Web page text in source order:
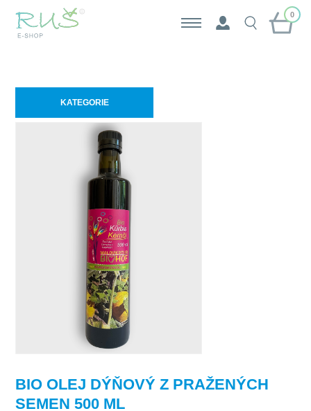
0
KATEGORIE
BIO OLEJ DÝŇOVÝ Z PRAŽENÝCH
SEMEN 500 ML